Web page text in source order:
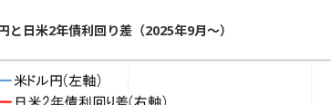
と日米2年債利回り差（2025年9月～）